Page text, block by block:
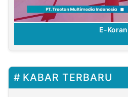
E-Koran
KABAR TERBARU